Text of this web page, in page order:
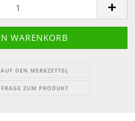
AUF DEN MERKZETTEL
FRAGE ZUM PRODUKT